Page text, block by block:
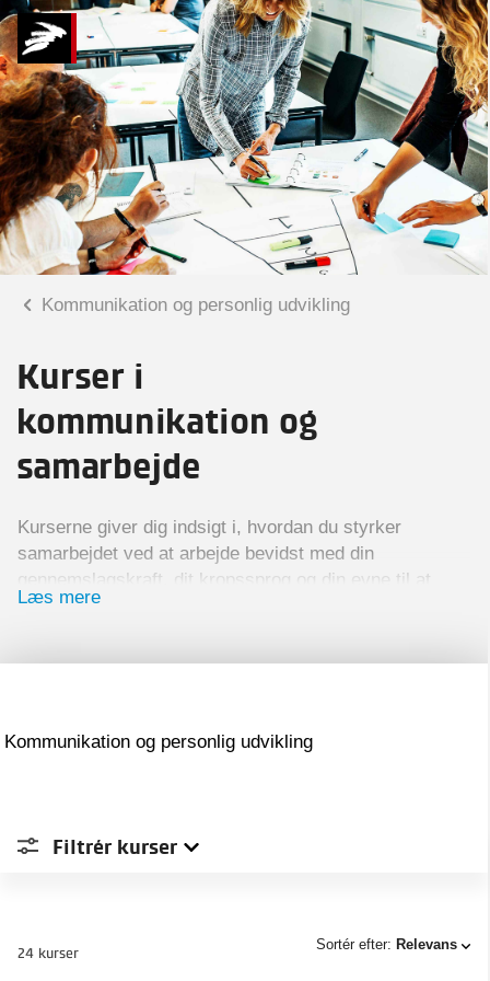
Kommunikation og personlig udvikling
Kurser i
kommunikation og
samarbejde
Kurserne giver dig indsigt i, hvordan du styrker
samarbejdet ved at arbejde bevidst med din
gennemslagskraft, dit kropssprog og din evne til at
kommunikere assertivt.
Læs mere
Kommunikation og personlig udvikling
Filtrér kurser
Type
Sortér efter: Relevans
24 kurser